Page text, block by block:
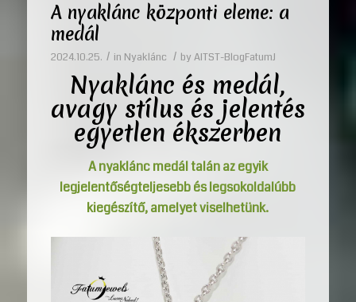
A nyaklánc központi eleme: a
medál
2024.10.25. / in Nyaklánc / by AITST-BlogFatumJ
Nyaklánc és medál,
avagy stílus és jelentés
egyetlen ékszerben
A nyaklánc medál talán az egyik
legjelentőségteljesebb és legsokoldalúbb
kiegészítő, amelyet viselhetünk.